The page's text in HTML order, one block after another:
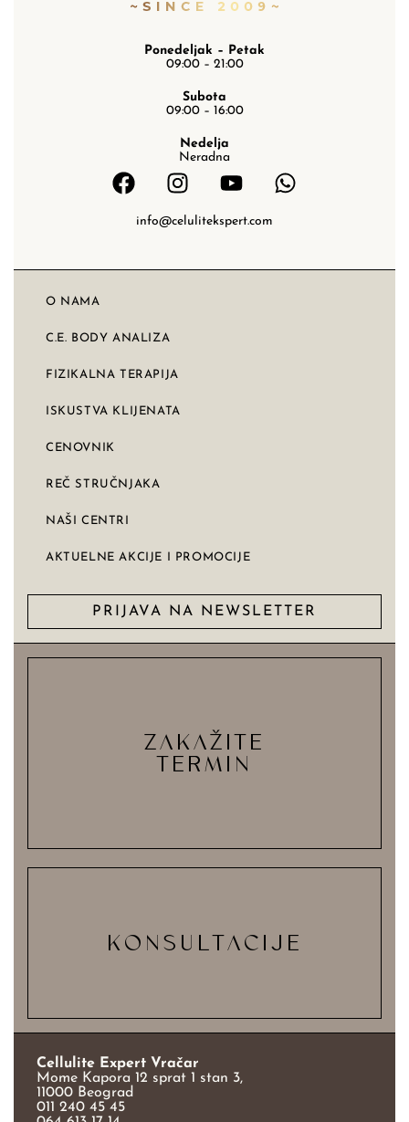
Ponedeljak – Petak
09:00 – 21:00
Subota
09:00 – 16:00
Nedelja
Neradna
info@celulitekspert.com
O NAMA
C.E. BODY ANALIZA
FIZIKALNA TERAPIJA
ISKUSTVA KLIJENATA
CENOVNIK
REČ STRUČNJAKA
NAŠI CENTRI
AKTUELNE AKCIJE I PROMOCIJE
PRIJAVA NA NEWSLETTER
ZAKAŽITE
TERMIN
KONSULTACIJE
Cellulite Expert Vračar
Mome Kapora 12 sprat 1 stan 3,
11000 Beograd
011 240 45 45